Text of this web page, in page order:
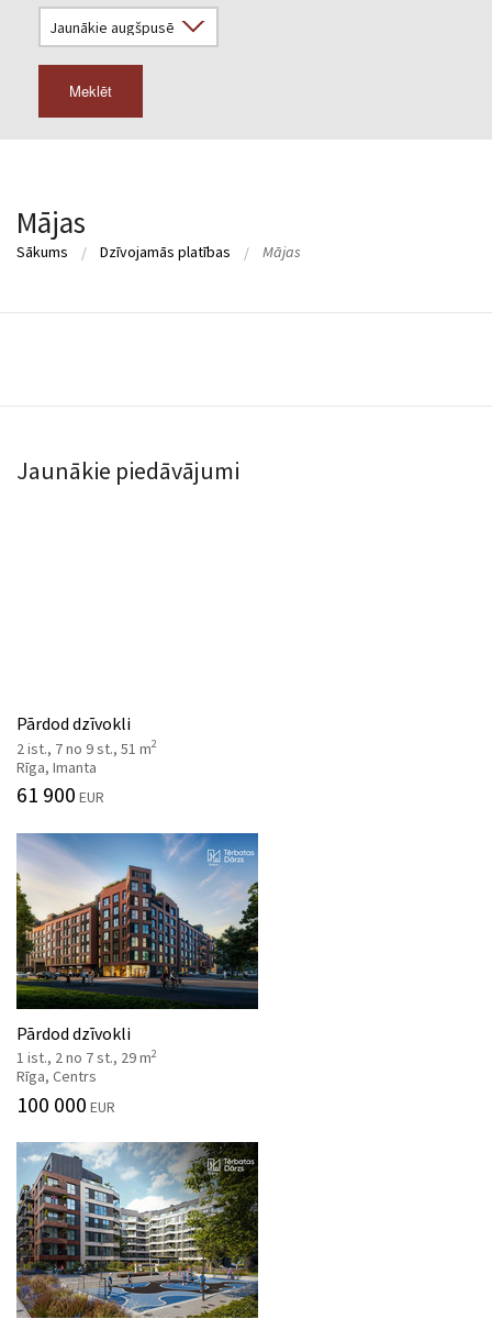
Meklēt
Mājas
Sākums Dzīvojamās platības Mājas
Jaunākie piedāvājumi
Pārdod dzīvokli
2 ist., 7 no 9 st., 51 m2
Rīga, Imanta
61 900 EUR
Pārdod dzīvokli
1 ist., 2 no 7 st., 29 m2
Rīga, Centrs
100 000 EUR